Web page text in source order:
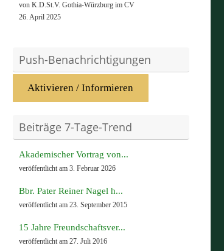
von K.D.St.V. Gothia-Würzburg im CV
26. April 2025
Push-Benachrichtigungen
Aktivieren / Informieren
Beiträge 7-Tage-Trend
Akademischer Vortrag von...
veröffentlicht am 3. Februar 2026
Bbr. Pater Reiner Nagel h...
veröffentlicht am 23. September 2015
15 Jahre Freundschaftsver...
veröffentlicht am 27. Juli 2016